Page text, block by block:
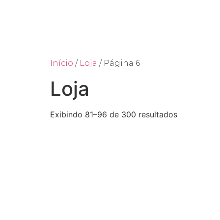
Início / Loja / Página 6
Loja
Exibindo 81–96 de 300 resultados